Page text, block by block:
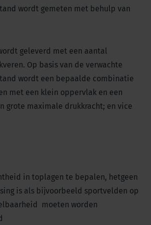
wordt gemeten met behulp van
geleverd met een aantal
Op basis van de verwachte
wordt een bepaalde combinatie
met een klein oppervlak en een
grote maximale drukkracht; en vice
in toplagen te bepalen, hetgeen
is als bijvoorbeeld sportvelden op
moeten worden